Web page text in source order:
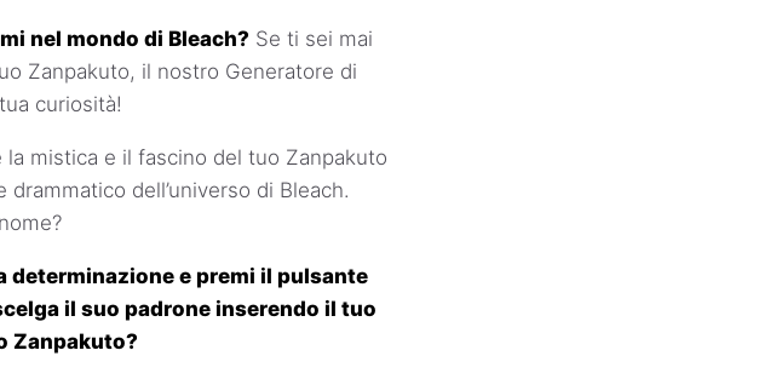
nel mondo di Bleach? Se ti sei mai
Zanpakuto, il nostro Generatore di
curiosità!
mistica e il fascino del tuo Zanpakuto
dell’universo di Bleach.
determinazione e premi il pulsante
il suo padrone inserendo il tuo
Zanpakuto?